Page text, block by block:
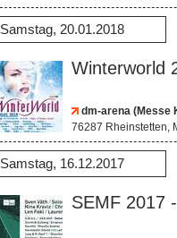
Samstag, 20.01.2018
Winterworld
dm-arena (Messe
76287 Rheinstetten,
Samstag, 16.12.2017
SEMF 2017